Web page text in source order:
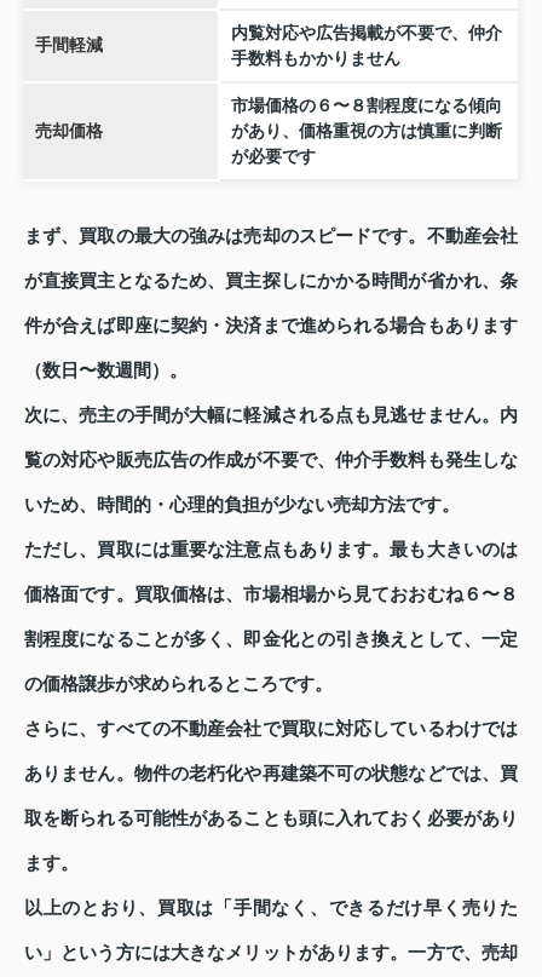
手間軽減
内覧対応や広告掲載が不要で、仲介
手数料もかかりません
売却価格
市場価格の６〜８割程度になる傾向
があり、価格重視の方は慎重に判断
が必要です
まず、買取の最大の強みは売却のスピードです。不動産会社
が直接買主となるため、買主探しにかかる時間が省かれ、条
件が合えば即座に契約・決済まで進められる場合もあります
（数日〜数週間）。
次に、売主の手間が大幅に軽減される点も見逃せません。内
覧の対応や販売広告の作成が不要で、仲介手数料も発生しな
いため、時間的・心理的負担が少ない売却方法です。
ただし、買取には重要な注意点もあります。最も大きいのは
価格面です。買取価格は、市場相場から見ておおむね６〜８
割程度になることが多く、即金化との引き換えとして、一定
の価格譲歩が求められるところです。
さらに、すべての不動産会社で買取に対応しているわけでは
ありません。物件の老朽化や再建築不可の状態などでは、買
取を断られる可能性があることも頭に入れておく必要があり
ます。
以上のとおり、買取は「手間なく、できるだけ早く売りた
い」という方には大きなメリットがあります。一方で、売却